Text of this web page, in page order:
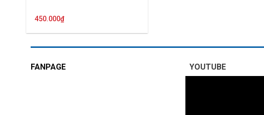
450.000₫
FANPAGE YOUTUBE